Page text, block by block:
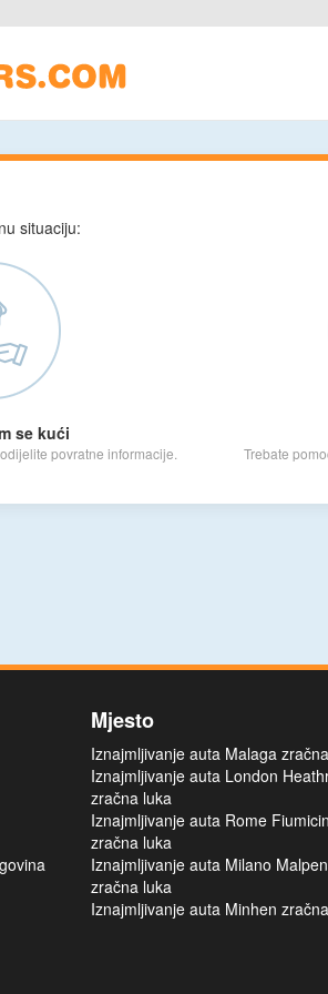
situaciju:
se kući
povratne informacije.
Trebate
Mjesto
Iznajmljivanje auta Malaga
Iznajmljivanje auta London
zračna luka
Iznajmljivanje auta Rome
zračna luka
Iznajmljivanje auta Milano
zračna luka
Iznajmljivanje auta Minhen